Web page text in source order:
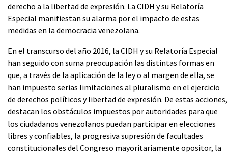
derecho a la libertad de expresión. La CIDH y su Relatoría
Especial manifiestan su alarma por el impacto de estas
medidas en la democracia venezolana.
En el transcurso del año 2016, la CIDH y su Relatoría Especial
han seguido con suma preocupación las distintas formas en
que, a través de la aplicación de la ley o al margen de ella, se
han impuesto serias limitaciones al pluralismo en el ejercicio
de derechos políticos y libertad de expresión. De estas acciones,
destacan los obstáculos impuestos por autoridades para que
los ciudadanos venezolanos puedan participar en elecciones
libres y confiables, la progresiva supresión de facultades
constitucionales del Congreso mayoritariamente opositor, la